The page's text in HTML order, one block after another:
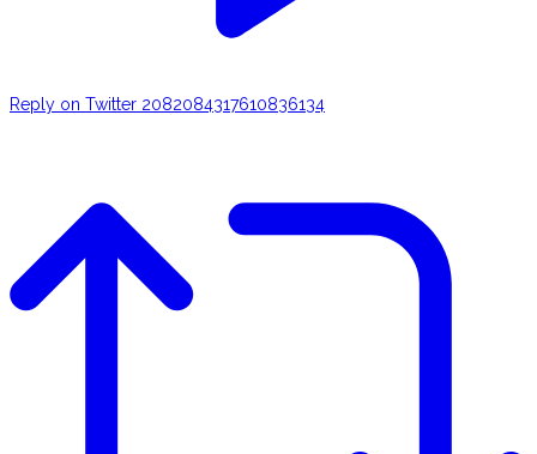
Reply on Twitter 2082084317610836134